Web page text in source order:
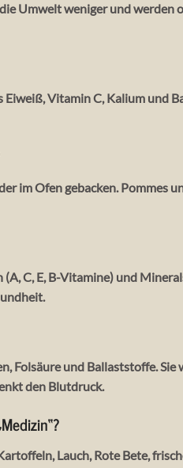
Umwelt weniger und werden
Vitamin C, Kalium und
im Ofen gebacken. Pommes
C, E, B-Vitamine) und
Folsäure und Ballaststoffe.
den Blutdruck.
Lauch, Rote Bete,